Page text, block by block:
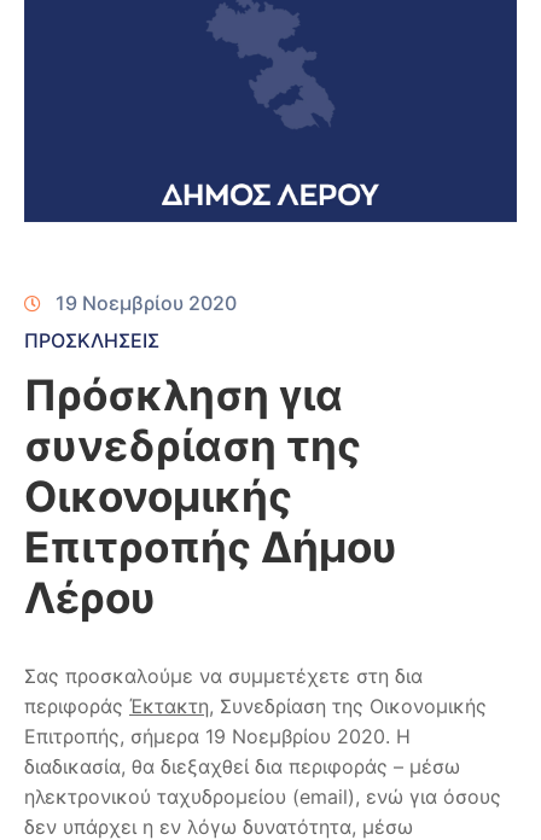
19 Νοεμβρίου 2020
ΠΡΟΣΚΛΗΣΕΙΣ
Πρόσκληση για
συνεδρίαση της
Οικονομικής
Επιτροπής Δήμου
Λέρου
Σας προσκαλούμε να συμμετέχετε στη δια
περιφοράς Έκτακτη, Συνεδρίαση της Οικονομικής
Επιτροπής, σήμερα 19 Νοεμβρίου 2020. Η
διαδικασία, θα διεξαχθεί δια περιφοράς – μέσω
ηλεκτρονικού ταχυδρομείου (email), ενώ για όσους
δεν υπάρχει η εν λόγω δυνατότητα, μέσω